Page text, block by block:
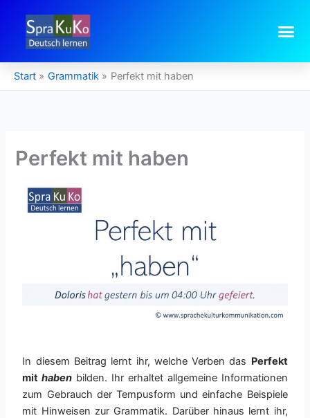
springen
Start Grammatik Perfekt mit haben
Perfekt mit haben
In diesem Beitrag lernt ihr, welche Verben das Perfekt
mithaben bilden. Ihr erhaltet allgemeine Informationen
zum Gebrauch der Tempusform und einfache Beispiele
mit Hinweisen zur Grammatik. Darüber hinaus lernt ihr,